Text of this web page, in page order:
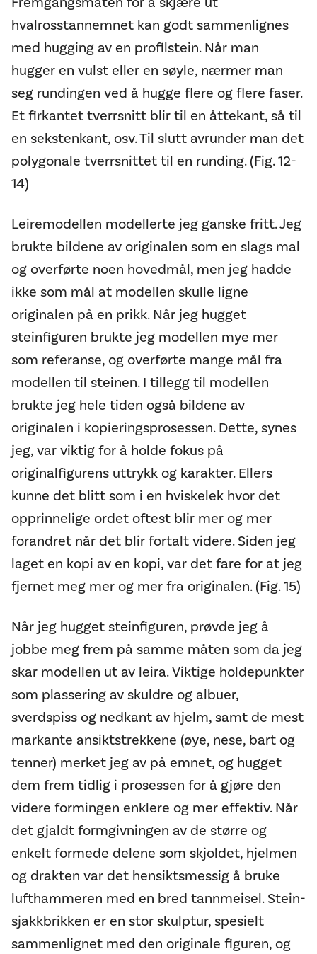
hvalrosstannemnet kan godt sammenlignes
med hugging av en profilstein. Når man
hugger en vulst eller en søyle, nærmer man
seg rundingen ved å hugge flere og flere faser.
Et firkantet tverrsnitt blir til en åttekant, så til
en sekstenkant, osv. Til slutt avrunder man det
polygonale tverrsnittet til en runding. (Fig. 12-
14)
Leiremodellen modellerte jeg ganske fritt. Jeg
brukte bildene av originalen som en slags mal
og overførte noen hovedmål, men jeg hadde
ikke som mål at modellen skulle ligne
originalen på en prikk. Når jeg hugget
steinfiguren brukte jeg modellen mye mer
som referanse, og overførte mange mål fra
modellen til steinen. I tillegg til modellen
brukte jeg hele tiden også bildene av
originalen i kopieringsprosessen. Dette, synes
jeg, var viktig for å holde fokus på
originalfigurens uttrykk og karakter. Ellers
kunne det blitt som i en hviskelek hvor det
opprinnelige ordet oftest blir mer og mer
forandret når det blir fortalt videre. Siden jeg
laget en kopi av en kopi, var det fare for at jeg
fjernet meg mer og mer fra originalen. (Fig. 15)
Når jeg hugget steinfiguren, prøvde jeg å
jobbe meg frem på samme måten som da jeg
skar modellen ut av leira. Viktige holdepunkter
som plassering av skuldre og albuer,
sverdspiss og nedkant av hjelm, samt de mest
markante ansiktstrekkene (øye, nese, bart og
tenner) merket jeg av på emnet, og hugget
dem frem tidlig i prosessen for å gjøre den
videre formingen enklere og mer effektiv. Når
det gjaldt formgivningen av de større og
enkelt formede delene som skjoldet, hjelmen
og drakten var det hensiktsmessig å bruke
lufthammeren med en bred tannmeisel. Stein-
sjakkbrikken er en stor skulptur, spesielt
sammenlignet med den originale figuren, og